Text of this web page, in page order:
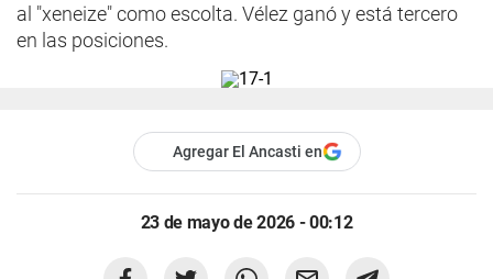
al "xeneize" como escolta. Vélez ganó y está tercero
en las posiciones.
Agregar El Ancasti en
23 de mayo de 2026 - 00:12